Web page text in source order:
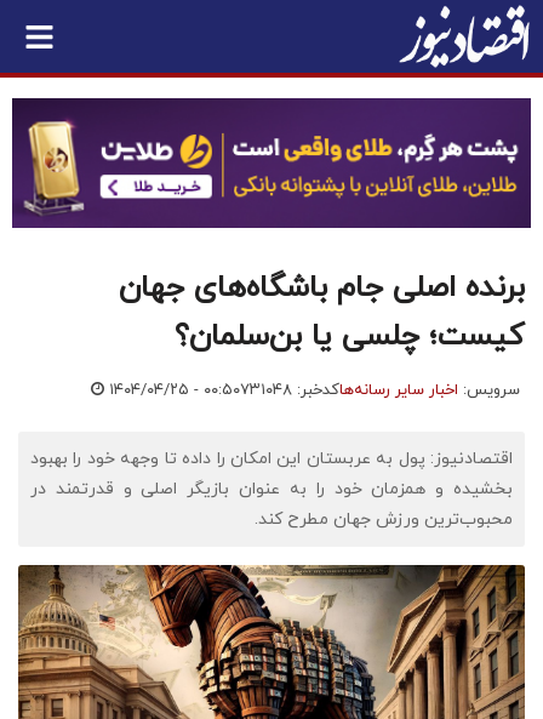
برنده اصلی جام باشگاه‌های جهان
کیست؛ چلسی یا بن‌سلمان؟
سرویس: اخبار سایر رسانه‌هاکدخبر: ۷۳۱۰۴۸ ۱۴۰۴/۰۴/۲۵ - ۰۰:۵۰
اقتصادنیوز: پول به عربستان این امکان را داده تا وجهه خود را بهبود
بخشیده و همزمان خود را به عنوان بازیگر اصلی و قدرتمند در
محبوب‌ترین ورزش جهان مطرح کند.